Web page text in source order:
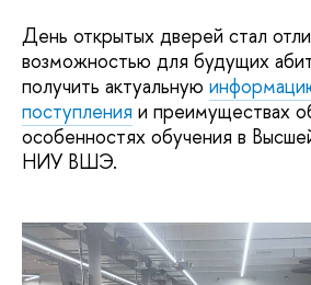
День открытых дверей стал
возможностью для будущих
получить актуальную
поступления и преимуществах
особенностях обучения в
НИУ ВШЭ.